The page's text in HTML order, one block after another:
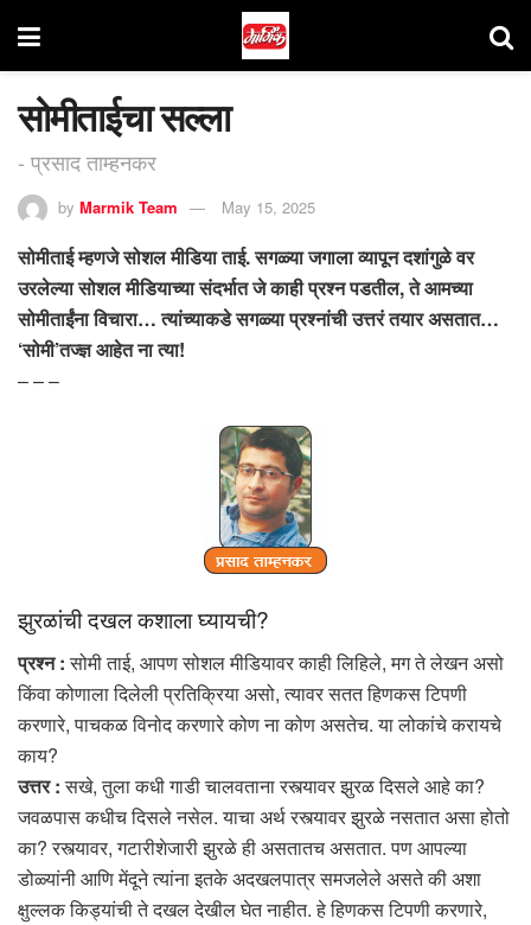
सोमीताईचा सल्ला
- प्रसाद ताम्हनकर
by Marmik Team May 15, 2025
सोमीताई म्हणजे सोशल मीडिया ताई. सगळ्या जगाला व्यापून दशांगुळे वर
उरलेल्या सोशल मीडियाच्या संदर्भात जे काही प्रश्न पडतील, ते आमच्या
सोमीताईंना विचारा… त्यांच्याकडे सगळ्या प्रश्नांची उत्तरं तयार असतात…
‘सोमी’तज्ज्ञ आहेत ना त्या!
– – –
झुरळांची दखल कशाला घ्यायची?
प्रश्न :सोमी ताई, आपण सोशल मीडियावर काही लिहिले, मग ते लेखन असो
किंवा कोणाला दिलेली प्रतिक्रिया असो, त्यावर सतत हिणकस टिपणी
करणारे, पाचकळ विनोद करणारे कोण ना कोण असतेच. या लोकांचे करायचे
काय?
उत्तर :सखे, तुला कधी गाडी चालवताना रस्त्यावर झुरळ दिसले आहे का?
जवळपास कधीच दिसले नसेल. याचा अर्थ रस्त्यावर झुरळे नसतात असा होतो
का? रस्त्यावर, गटारीशेजारी झुरळे ही असतातच असतात. पण आपल्या
डोळ्यांनी आणि मेंदूने त्यांना इतके अदखलपात्र समजलेले असते की अशा
क्षुल्लक किड्यांची ते दखल देखील घेत नाहीत. हे हिणकस टिपणी करणारे,